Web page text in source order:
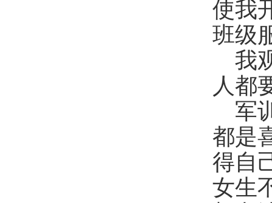
使我
班级
我
人都
军
都是
得自
女生